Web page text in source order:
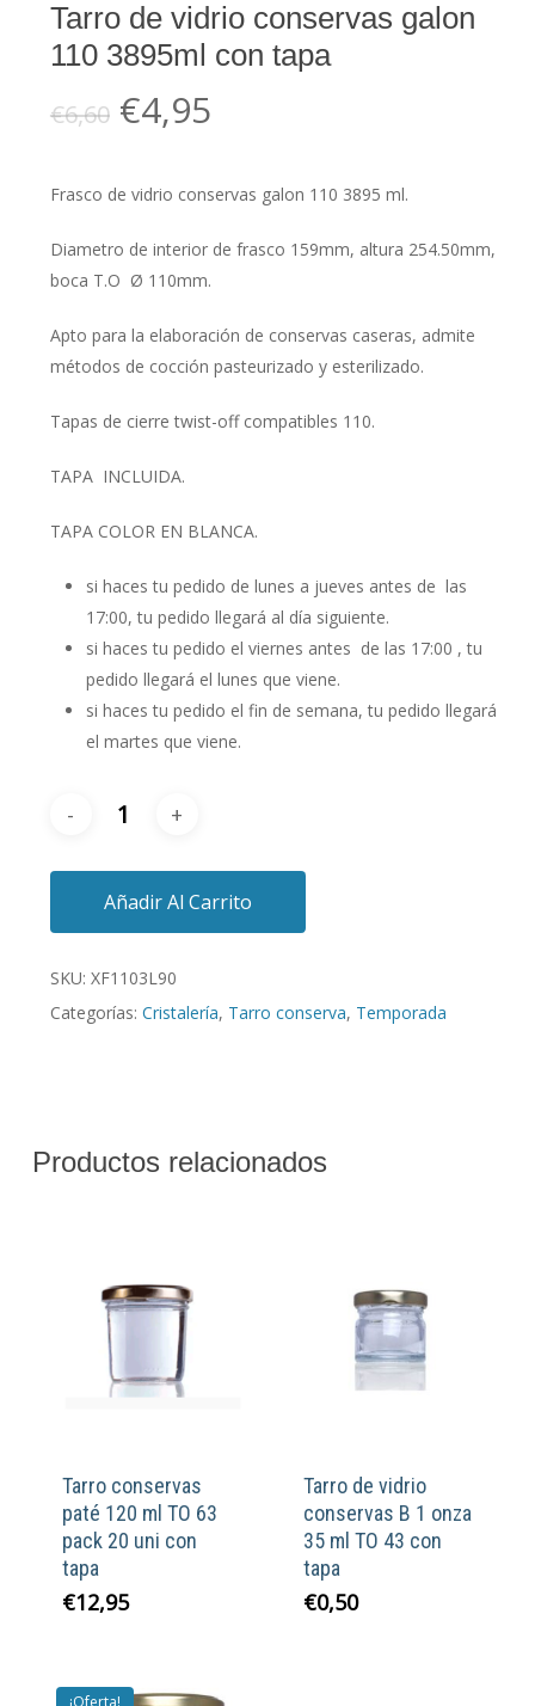
Tarro de vidrio conservas galon
110 3895ml con tapa
€6,60 El
precio
original
era:
€6,60.
€4,95El
actual
es:
€4,95.
Frasco de vidrio conservas galon 110 3895 ml.
Diametro de interior de frasco 159mm, altura 254.50mm,
boca T.O Ø 110mm.
Apto para la elaboración de conservas caseras, admite
métodos de cocción pasteurizado y esterilizado.
Tapas de cierre twist-off compatibles 110.
TAPA INCLUIDA.
TAPA COLOR EN BLANCA.
si haces tu pedido de lunes a jueves antes de las
17:00, tu pedido llegará al día siguiente.
si haces tu pedido el viernes antes de las 17:00 , tu
pedido llegará el lunes que viene.
si haces tu pedido el fin de semana, tu pedido llegará
el martes que viene.
Añadir Al Carrito
SKU: XF1103L90
Categorías: Cristalería, Tarro conserva, Temporada
Productos relacionados
Tarro conservas
paté 120 ml TO 63
pack 20 uni con
tapa
€12,95
Tarro de vidrio
conservas B 1 onza
35 ml TO 43 con
tapa
€0,50
¡Oferta!